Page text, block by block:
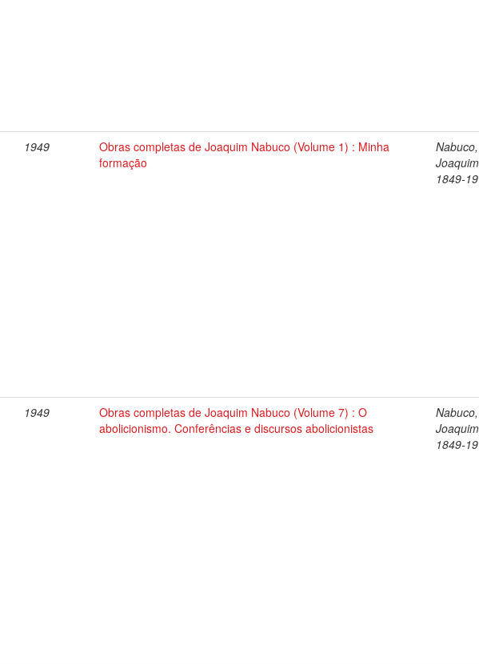
1949
Obras completas de Joaquim Nabuco (Volume 1) : Minha
formação
Nabuco,
1849-
1949
Obras completas de Joaquim Nabuco (Volume 7) : O
abolicionismo. Conferências e discursos abolicionistas
Nabuco,
1849-